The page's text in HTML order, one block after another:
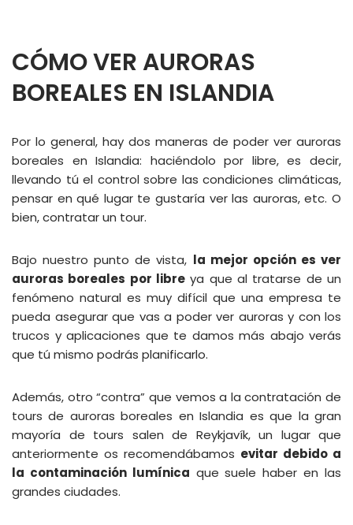
CÓMO VER AURORAS
BOREALES EN ISLANDIA
Por lo general, hay dos maneras de poder ver auroras
boreales en Islandia: haciéndolo por libre, es decir,
llevando tú el control sobre las condiciones climáticas,
pensar en qué lugar te gustaría ver las auroras, etc. O
bien, contratar un tour.
Bajo nuestro punto de vista, la mejor opción es ver
auroras boreales por libre ya que al tratarse de un
fenómeno natural es muy difícil que una empresa te
pueda asegurar que vas a poder ver auroras y con los
trucos y aplicaciones que te damos más abajo verás
que tú mismo podrás planificarlo.
Además, otro “contra” que vemos a la contratación de
tours de auroras boreales en Islandia es que la gran
mayoría de tours salen de Reykjavík, un lugar que
anteriormente os recomendábamos evitar debido a
la contaminación lumínica que suele haber en las
grandes ciudades.